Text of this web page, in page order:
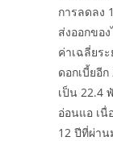
การลดลง
ส่งออกขอ
ค่าเฉลี่ยร
ดอกเบี้ยอี
เป็น 22.4
อ่อนแอ เนื่
12 ปีที่ผ่าน